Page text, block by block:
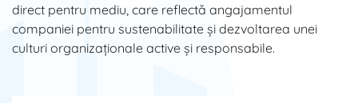
direct pentru mediu, care reflectă angajamentul
companiei pentru sustenabilitate și dezvoltarea unei
culturi organizaționale active și responsabile.